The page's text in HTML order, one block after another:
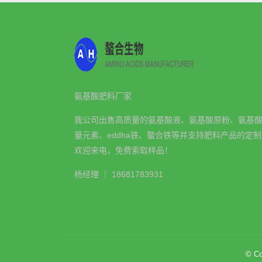
氨基酸肥料厂家
我公司出售高质量的氨基酸液、氨基酸原粉、氨基
量元素、eddha铁、螯合铁等并支持肥料产品的定
欢迎来电，免费索取样品！
杨经理 ｜ 18681783931
©